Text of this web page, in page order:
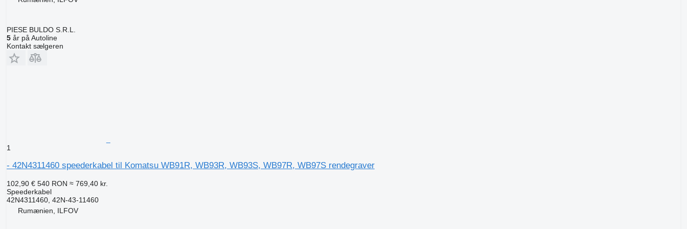
PIESE BULDO S.R.L.
5år på Autoline
Kontakt sælgeren
1
- 42N4311460 speederkabel til Komatsu WB91R, WB93R, WB93S, WB97R, WB97S rendegraver
102,90 € 540 RON ≈ 769,40 kr.
Speederkabel
42N4311460, 42N-43-11460
Rumænien, ILFOV